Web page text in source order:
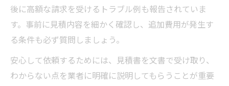
後に高額な請求を受けるトラブル例も報告されていま
す。事前に見積内容を細かく確認し、追加費用が発生す
る条件も必ず質問しましょう。
安心して依頼するためには、見積書を文書で受け取り、
わからない点を業者に明確に説明してもらうことが重要